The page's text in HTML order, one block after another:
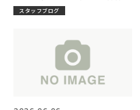
ために｜1〜3月が不動産繁忙期
な理由
スタッフブログ